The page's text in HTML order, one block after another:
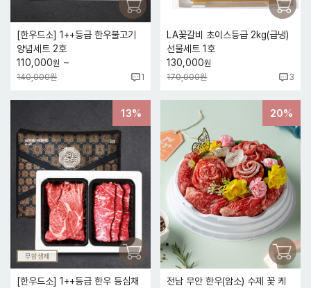
[한우드소] 1++등급 한우불고기
양념세트 2호
110,000원 ~
140,000원 1
LA꽃갈비 초이스등급 2kg(급냉)
선물세트 1호
130,000원
170,000원
3
13%
무항생제
[한우드소] 1++등급 한우 등심채
20%
전남 무안 한우(암소) 수제 꽃 케